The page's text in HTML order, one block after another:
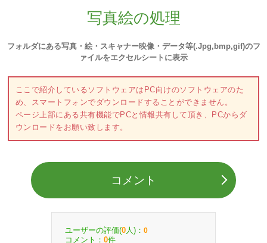
写真絵の処理
フォルダにある写真・絵・スキャナー映像・データ等(.Jpg,bmp,gif)のフ
ァイルをエクセルシートに表示
ここで紹介しているソフトウェアはPC向けのソフトウェアのた
め、スマートフォンでダウンロードすることができません。
ページ上部にある共有機能でPCと情報共有して頂き、PCからダ
ウンロードをお願い致します。
コメント
ユーザーの評価(0 人)： 0
コメント： 0件